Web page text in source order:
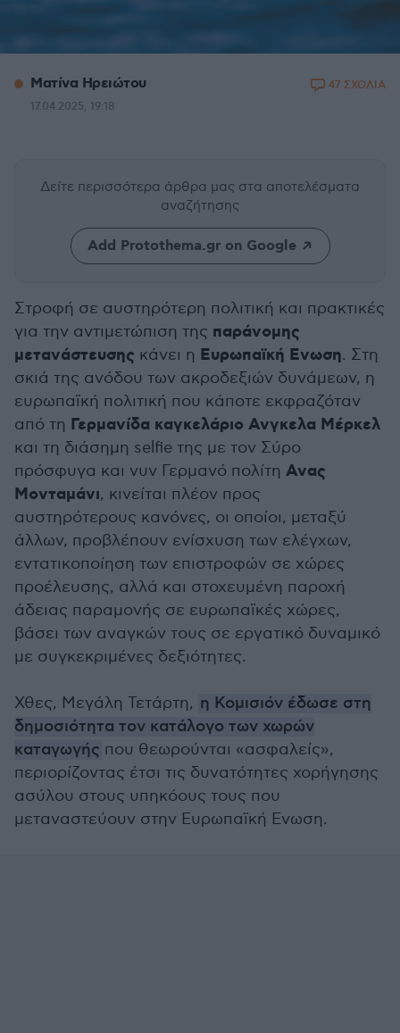
Ματίνα Ηρειώτου
17.04.2025, 19:18
47 ΣΧΟΛΙΑ
Δείτε περισσότερα άρθρα μας στα αποτελέσματα
αναζήτησης
Add Protothema.gr on Google
Στροφή σε αυστηρότερη πολιτική και πρακτικές
για την αντιμετώπιση της παράνομης
μετανάστευσης κάνει η Ευρωπαϊκή Ενωση. Στη
σκιά της ανόδου των ακροδεξιών δυνάμεων, η
ευρωπαϊκή πολιτική που κάποτε εκφραζόταν
από τη Γερμανίδα καγκελάριο Ανγκελα Μέρκελ
και τη διάσημη selfie της με τον Σύρο
πρόσφυγα και νυν Γερμανό πολίτη Ανας
Μονταμάνι, κινείται πλέον προς
αυστηρότερους κανόνες, οι οποίοι, μεταξύ
άλλων, προβλέπουν ενίσχυση των ελέγχων,
εντατικοποίηση των επιστροφών σε χώρες
προέλευσης, αλλά και στοχευμένη παροχή
άδειας παραμονής σε ευρωπαϊκές χώρες,
βάσει των αναγκών τους σε εργατικό δυναμικό
με συγκεκριμένες δεξιότητες.
Χθες, Μεγάλη Τετάρτη, η Κομισιόν έδωσε στη
δημοσιότητα τον κατάλογο των χωρών
καταγωγής που θεωρούνται «ασφαλείς»,
περιορίζοντας έτσι τις δυνατότητες χορήγησης
ασύλου στους υπηκόους τους που
μεταναστεύουν στην Ευρωπαϊκή Ενωση.